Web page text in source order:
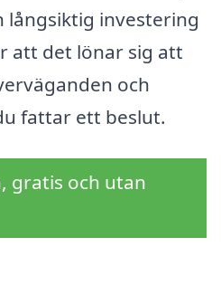
långsiktig investering
att det lönar sig att
och
fattar ett beslut.
gratis och utan